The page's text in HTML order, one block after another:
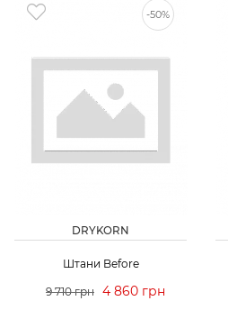
-50%
DRYKORN
Штани Before
9 710 грн 4 860 грн